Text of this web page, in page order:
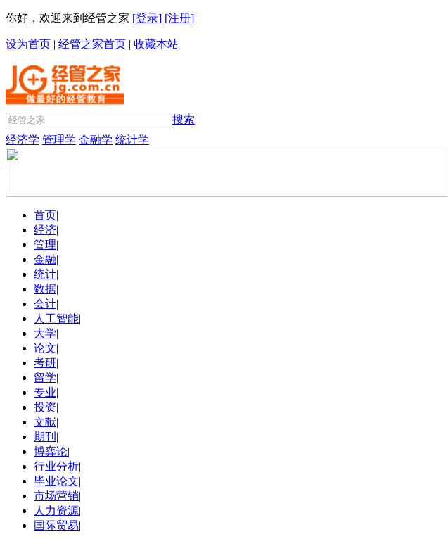
你好，欢迎来到经管之家 [登录] [注册]
设为首页 | 经管之家首页 | 收藏本站
搜索
经济学 管理学 金融学 统计学
首页|
经济|
管理|
金融|
统计|
数据|
会计|
人工智能|
大学|
论文|
考研|
留学|
专业|
投资|
文献|
期刊 |
博弈论|
行业分析|
毕业论文|
市场营销|
人力资源|
国际贸易|